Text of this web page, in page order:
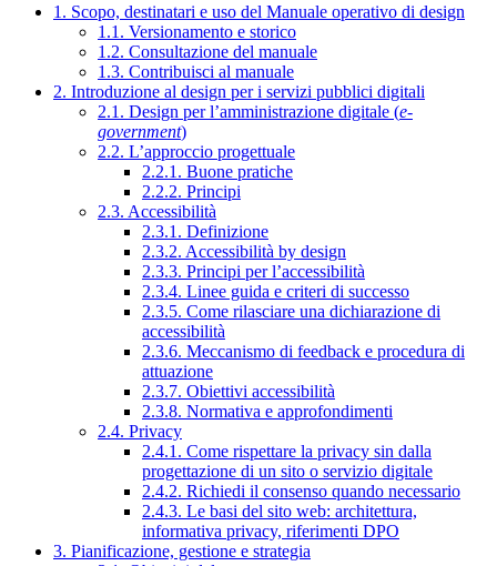
1. Scopo, destinatari e uso del Manuale operativo di design
1.1. Versionamento e storico
1.2. Consultazione del manuale
1.3. Contribuisci al manuale
2. Introduzione al design per i servizi pubblici digitali
2.1. Design per l’amministrazione digitale (e-
government)
2.2. L’approccio progettuale
2.2.1. Buone pratiche
2.2.2. Principi
2.3. Accessibilità
2.3.1. Definizione
2.3.2. Accessibilità by design
2.3.3. Principi per l’accessibilità
2.3.4. Linee guida e criteri di successo
2.3.5. Come rilasciare una dichiarazione di
accessibilità
2.3.6. Meccanismo di feedback e procedura di
attuazione
2.3.7. Obiettivi accessibilità
2.3.8. Normativa e approfondimenti
2.4. Privacy
2.4.1. Come rispettare la privacy sin dalla
progettazione di un sito o servizio digitale
2.4.2. Richiedi il consenso quando necessario
2.4.3. Le basi del sito web: architettura,
informativa privacy, riferimenti DPO
3. Pianificazione, gestione e strategia